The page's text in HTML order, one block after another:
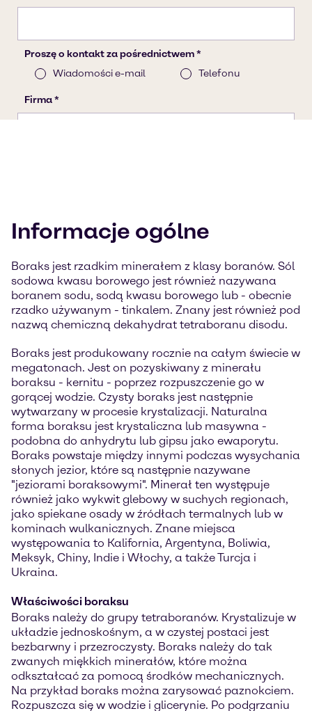
Informacje ogólne
Boraks jest rzadkim minerałem z klasy boranów. Sól
sodowa kwasu borowego jest również nazywana
boranem sodu, sodą kwasu borowego lub - obecnie
rzadko używanym - tinkalem. Znany jest również pod
nazwą chemiczną dekahydrat tetraboranu disodu.
Boraks jest produkowany rocznie na całym świecie w
megatonach. Jest on pozyskiwany z minerału
boraksu - kernitu - poprzez rozpuszczenie go w
gorącej wodzie. Czysty boraks jest następnie
wytwarzany w procesie krystalizacji. Naturalna
forma boraksu jest krystaliczna lub masywna -
podobna do anhydrytu lub gipsu jako ewaporytu.
Boraks powstaje między innymi podczas wysychania
słonych jezior, które są następnie nazywane
"jeziorami boraksowymi". Minerał ten występuje
również jako wykwit glebowy w suchych regionach,
jako spiekane osady w źródłach termalnych lub w
kominach wulkanicznych. Znane miejsca
występowania to Kalifornia, Argentyna, Boliwia,
Meksyk, Chiny, Indie i Włochy, a także Turcja i
Ukraina.
Właściwości boraksu
Boraks należy do grupy tetraboranów. Krystalizuje w
układzie jednoskośnym, a w czystej postaci jest
bezbarwny i przezroczysty. Boraks należy do tak
zwanych miękkich minerałów, które można
odkształcać za pomocą środków mechanicznych.
Na przykład boraks można zarysować paznokciem.
Rozpuszcza się w wodzie i glicerynie. Po podgrzaniu